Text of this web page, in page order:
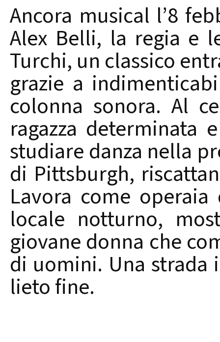
Ancora musical l’8
Alex Belli, la regia e
Turchi, un classico
grazie a
colonna sonora. Al
ragazza determinata
studiare danza nella
di Pittsburgh,
Lavora come
locale notturno,
giovane donna che
di uomini. Una strada
lieto fine.